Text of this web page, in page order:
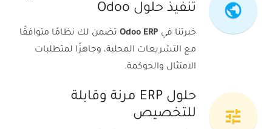
public
تنفيذ حلول Odoo
خبرتنا في Odoo ERP تضمن لك نظامًا متوافقًا
مع التشريعات المحلية، وجاهزًا لمتطلبات
الامتثال والحوكمة.
tune
حلول ERP مرنة وقابلة
للتخصيص